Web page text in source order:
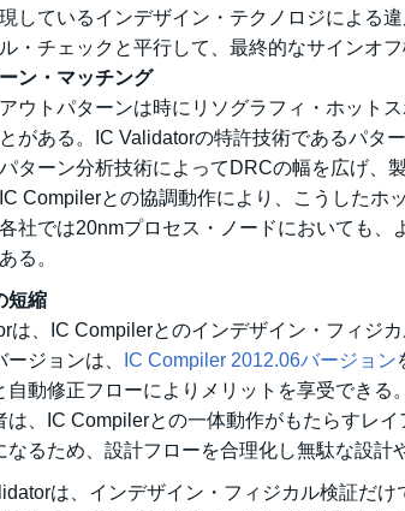
しているインデザイン・テクノロジによる
・チェックと平行して、最終的なサインオフ
ン・マッチング
ウトパターンは時にリソグラフィ・ホット
がある。IC Validatorの特許技術であるパタ
ターン分析技術によってDRCの幅を広げ、
Compilerとの協調動作により、こうしたホ
各社では20nmプロセス・ノードにおいても
る。
短縮
は、IC Compilerとのインデザイン・フィジ
ジョンは、
IC Compiler 2012.06バージョン
自動修正フローによりメリットを享受でき
は、IC Compilerとの一体動作がもたらすレ
なるため、設計フローを合理化し無駄な設計
は、インデザイン・フィジカル検証だ